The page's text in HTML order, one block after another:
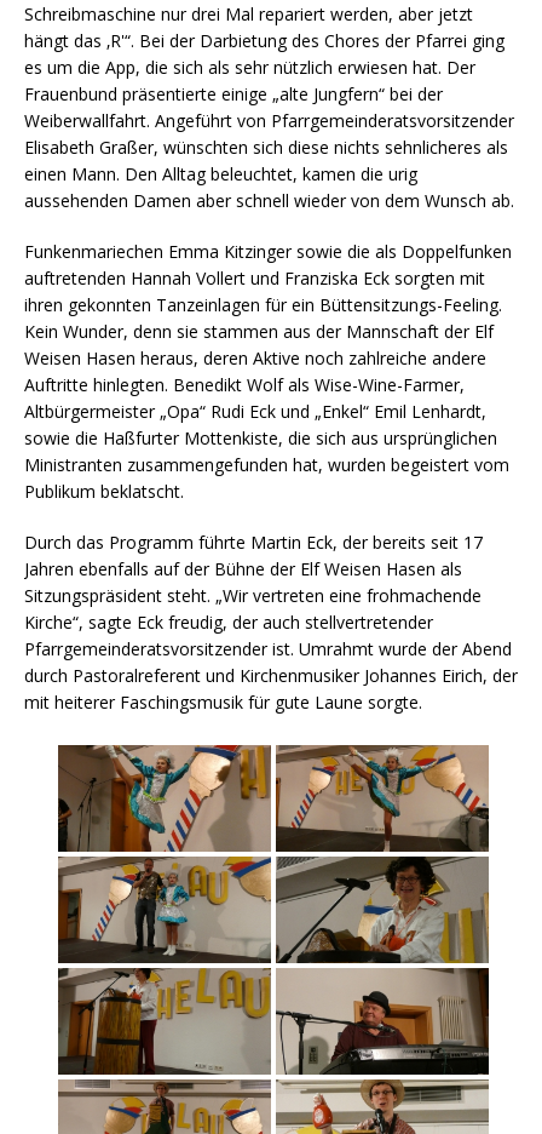
Schreibmaschine nur drei Mal repariert werden, aber jetzt
hängt das ‚R'“. Bei der Darbietung des Chores der Pfarrei ging
es um die App, die sich als sehr nützlich erwiesen hat. Der
Frauenbund präsentierte einige „alte Jungfern“ bei der
Weiberwallfahrt. Angeführt von Pfarrgemeinderatsvorsitzender
Elisabeth Graßer, wünschten sich diese nichts sehnlicheres als
einen Mann. Den Alltag beleuchtet, kamen die urig
aussehenden Damen aber schnell wieder von dem Wunsch ab.
Funkenmariechen Emma Kitzinger sowie die als Doppelfunken
auftretenden Hannah Vollert und Franziska Eck sorgten mit
ihren gekonnten Tanzeinlagen für ein Büttensitzungs-Feeling.
Kein Wunder, denn sie stammen aus der Mannschaft der Elf
Weisen Hasen heraus, deren Aktive noch zahlreiche andere
Auftritte hinlegten. Benedikt Wolf als Wise-Wine-Farmer,
Altbürgermeister „Opa“ Rudi Eck und „Enkel“ Emil Lenhardt,
sowie die Haßfurter Mottenkiste, die sich aus ursprünglichen
Ministranten zusammengefunden hat, wurden begeistert vom
Publikum beklatscht.
Durch das Programm führte Martin Eck, der bereits seit 17
Jahren ebenfalls auf der Bühne der Elf Weisen Hasen als
Sitzungspräsident steht. „Wir vertreten eine frohmachende
Kirche“, sagte Eck freudig, der auch stellvertretender
Pfarrgemeinderatsvorsitzender ist. Umrahmt wurde der Abend
durch Pastoralreferent und Kirchenmusiker Johannes Eirich, der
mit heiterer Faschingsmusik für gute Laune sorgte.